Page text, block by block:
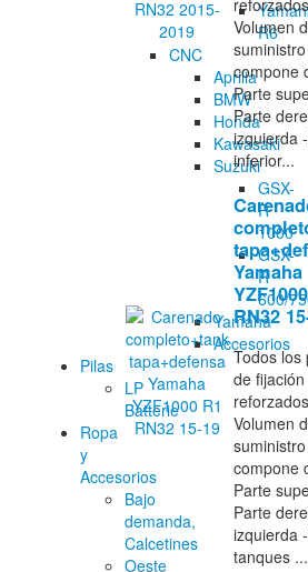
R6
CNC
Aprilia
BMW
Honda
Kawasaki
Suzuki
GSX-
R
1000
GSX-
R
600/
Yamaha
Accesorios
Pilas
LP
Batterie
Ropa
y
Accesorios
Bajo
demanda,
Calcetines
Oeste
reforzados
Volumen
compone
Parte
Parte
izquierda
inferior...
Yamaha
RN32
Todos los
de
reforzados
Volumen
compone
Parte
Parte
izquierda
tanques ...